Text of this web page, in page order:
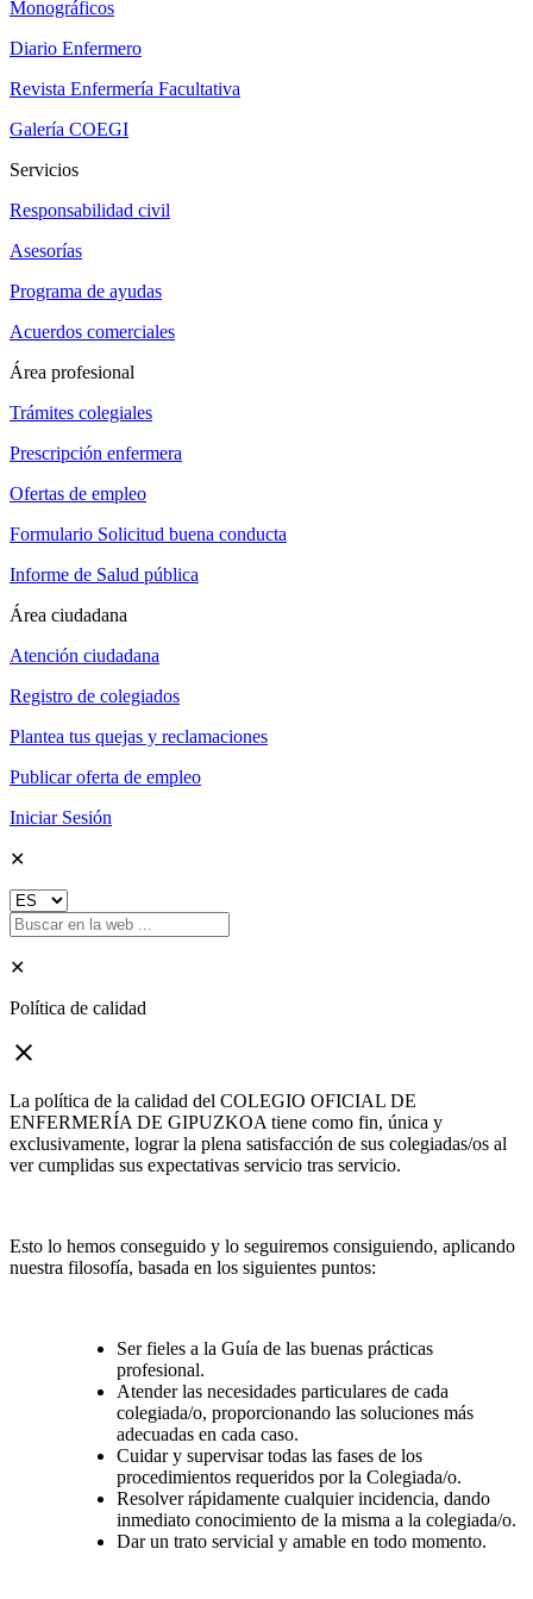
Monográficos
Diario Enfermero
Revista Enfermería Facultativa
Galería COEGI
Servicios
Responsabilidad civil
Asesorías
Programa de ayudas
Acuerdos comerciales
Área profesional
Trámites colegiales
Prescripción enfermera
Ofertas de empleo
Formulario Solicitud buena conducta
Informe de Salud pública
Área ciudadana
Atención ciudadana
Registro de colegiados
Plantea tus quejas y reclamaciones
Publicar oferta de empleo
Iniciar Sesión
✕
✕
Política de calidad
close
La política de la calidad del COLEGIO OFICIAL DE
ENFERMERÍA DE GIPUZKOA tiene como fin, única y
exclusivamente, lograr la plena satisfacción de sus colegiadas/os al
ver cumplidas sus expectativas servicio tras servicio.
Esto lo hemos conseguido y lo seguiremos consiguiendo, aplicando
nuestra filosofía, basada en los siguientes puntos:
Ser fieles a la Guía de las buenas prácticas
profesional.
Atender las necesidades particulares de cada
colegiada/o, proporcionando las soluciones más
adecuadas en cada caso.
Cuidar y supervisar todas las fases de los
procedimientos requeridos por la Colegiada/o.
Resolver rápidamente cualquier incidencia, dando
inmediato conocimiento de la misma a la colegiada/o.
Dar un trato servicial y amable en todo momento.